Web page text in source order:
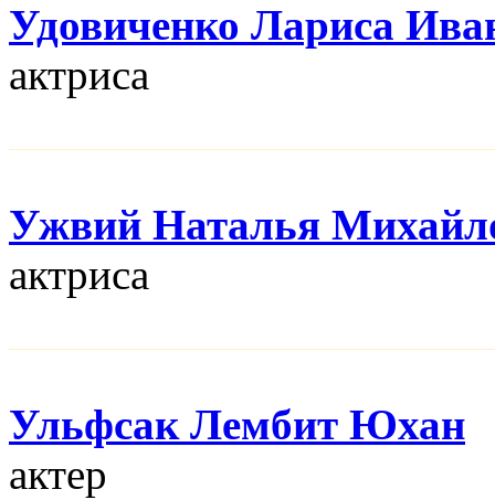
Удовиченко Лариса
актриса
Ужвий Наталья
актриса
Ульфсак Лембит Юхан
актер